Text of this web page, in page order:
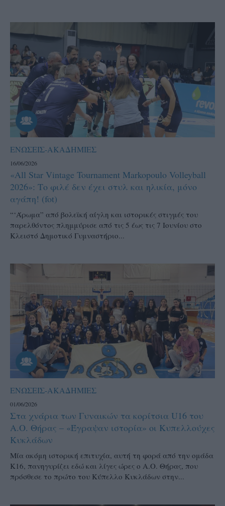
ΕΝΩΣΕΙΣ-ΑΚΑΔΗΜΙΕΣ
16/06/2026
«All Star Vintage Tournament Markopoulo Volleyball
2026»: Το φιλέ δεν έχει στυλ και ηλικία, μόνο
αγάπη! (fot)
“‘Άρωμα” από βολεϊκή αίγλη και ιστορικές στιγμές του
παρελθόντος πλημμύρισε από τις 5 έως τις 7 Ιουνίου στο
Κλειστό Δημοτικό Γυμναστήριο...
ΕΝΩΣΕΙΣ-ΑΚΑΔΗΜΙΕΣ
01/06/2026
Στα χνάρια των Γυναικών τα κορίτσια U16 του
Α.Ο. Θήρας – «Έγραψαν ιστορία» οι Κυπελλούχες
Κυκλάδων
Μία ακόμη ιστορική επιτυχία, αυτή τη φορά από την ομάδα
Κ16, πανηγυρίζει εδώ και λίγες ώρες ο Α.Ο. Θήρας, που
πρόσθεσε το πρώτο του Κύπελλο Κυκλάδων στην...